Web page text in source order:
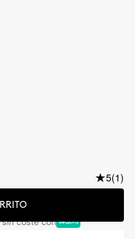
5(1)
coste con